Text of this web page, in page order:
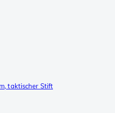
taktischer Stift